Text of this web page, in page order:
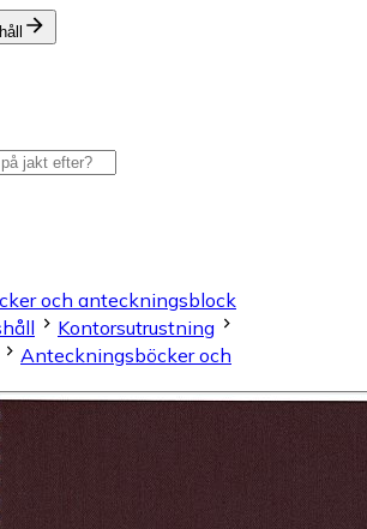
och anteckningsblock
Kontorsutrustning
Anteckningsböcker och